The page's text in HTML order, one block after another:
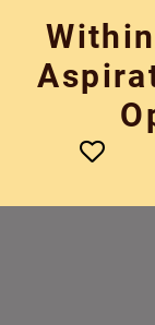
content